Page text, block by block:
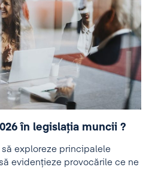
în legislația muncii ?
exploreze principalele
evidențieze provocările ce ne